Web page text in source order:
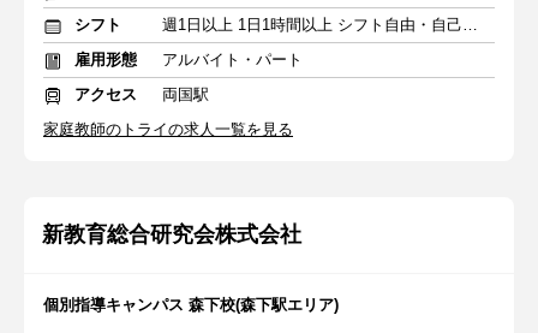
シフト
週1日以上 1日1時間以上 シフト自由・自己申告
雇用形態
アルバイト・パート
アクセス
両国駅
家庭教師のトライの求人一覧を見る
新教育総合研究会株式会社
個別指導キャンパス 森下校(森下駅エリア)